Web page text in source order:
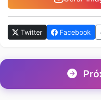
Twitter Facebook